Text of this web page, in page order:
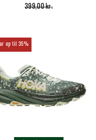
399,00 kr.
35%